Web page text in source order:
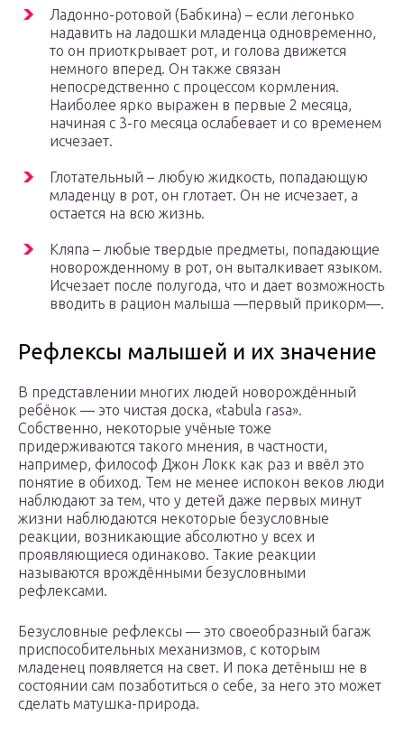
Ладонно-ротовой (Бабкина) – если легонько
надавить на ладошки младенца одновременно,
то он приоткрывает рот, и голова движется
немного вперед. Он также связан
непосредственно с процессом кормления.
Наиболее ярко выражен в первые 2 месяца,
начиная с 3-го месяца ослабевает и со временем
исчезает.
Глотательный – любую жидкость, попадающую
младенцу в рот, он глотает. Он не исчезает, а
остается на всю жизнь.
Кляпа – любые твердые предметы, попадающие
новорожденному в рот, он выталкивает языком.
Исчезает после полугода, что и дает возможность
вводить в рацион малыша —первый прикорм—.
Рефлексы малышей и их значение
В представлении многих людей новорождённый
ребёнок — это чистая доска, «tabula rasa».
Собственно, некоторые учёные тоже
придерживаются такого мнения, в частности,
например, философ Джон Локк как раз и ввёл это
понятие в обиход. Тем не менее испокон веков люди
наблюдают за тем, что у детей даже первых минут
жизни наблюдаются некоторые безусловные
реакции, возникающие абсолютно у всех и
проявляющиеся одинаково. Такие реакции
называются врождёнными безусловными
рефлексами.
Безусловные рефлексы — это своеобразный багаж
приспособительных механизмов, с которым
младенец появляется на свет. И пока детёныш не в
состоянии сам позаботиться о себе, за него это может
сделать матушка-природа.